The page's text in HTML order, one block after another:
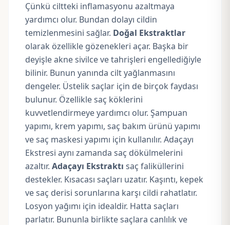
Çünkü ciltteki inflamasyonu azaltmaya
yardımcı olur. Bundan dolayı cildin
temizlenmesini sağlar. Doğal Ekstraktlar
olarak özellikle gözenekleri açar. Başka bir
deyişle akne sivilce ve tahrişleri engellediğiyle
bilinir. Bunun yanında cilt yağlanmasını
dengeler. Üstelik saçlar için de birçok faydası
bulunur. Özellikle saç köklerini
kuvvetlendirmeye yardımcı olur. Şampuan
yapımı, krem yapımı, saç bakım ürünü yapımı
ve saç maskesi yapımı için kullanılır. Adaçayı
Ekstresi aynı zamanda saç dökülmelerini
azaltır. Adaçayı Ekstraktı saç faliküllerini
destekler. Kısacası saçları uzatır. Kaşıntı, kepek
ve saç derisi sorunlarına karşı cildi rahatlatır.
Losyon yağımı için idealdir. Hatta saçları
parlatır. Bununla birlikte saçlara canlılık ve